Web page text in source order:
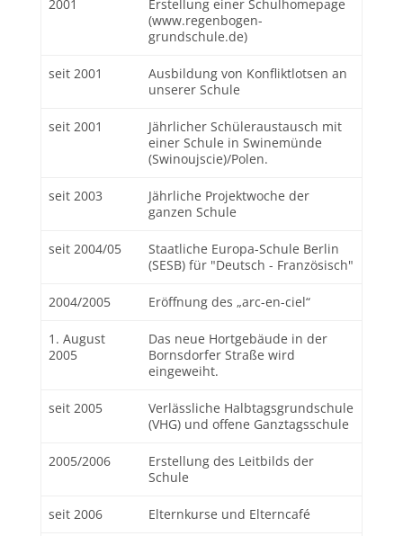
2001
Erstellung einer Schulhomepage
(www.regenbogen-
grundschule.de)
seit 2001
Ausbildung von Konfliktlotsen an
unserer Schule
seit 2001
Jährlicher Schüleraustausch mit
einer Schule in Swinemünde
(Swinoujscie)/Polen.
seit 2003
Jährliche Projektwoche der
ganzen Schule
seit 2004/05
Staatliche Europa-Schule Berlin
(SESB) für "Deutsch - Französisch"
2004/2005 Eröffnung des „arc-en-ciel“
1. August
2005
Das neue Hortgebäude in der
Bornsdorfer Straße wird
eingeweiht.
seit 2005
Verlässliche Halbtagsgrundschule
(VHG) und offene Ganztagsschule
2005/2006
Erstellung des Leitbilds der
Schule
seit 2006 Elternkurse und Elterncafé